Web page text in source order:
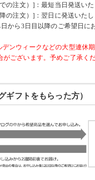
の注文）]：最短当日発送いた
の注文）]：翌日に発送いたし
から3日目以降のご希望日に
ンウィークなどの大型連休
ございます。予めご了承くだ
ギフトをもらった方）